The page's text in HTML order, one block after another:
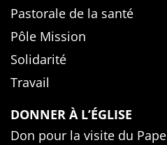
Pastorale de la santé
Pôle Mission
Solidarité
Travail
DONNER À L’ÉGLISE
Don pour la visite du Pape